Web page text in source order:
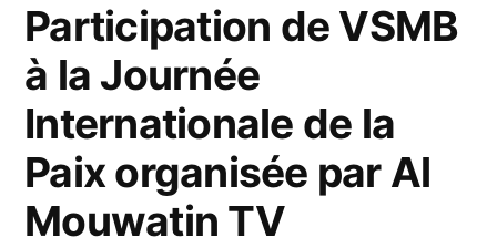
Participation de VSMB
à la Journée
Internationale de la
Paix organisée par Al
Mouwatin TV